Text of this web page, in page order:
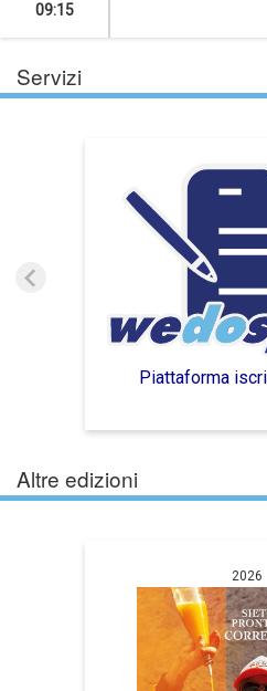
09:15
Servizi
Piattaforma
Altre edizioni
2026